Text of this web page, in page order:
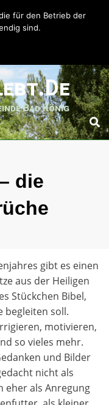
Bad König
die
gibt es einen
aus der Heiligen
Stückchen Bibel,
begleiten soll.
motivieren,
so vieles mehr.
und Bilder
nicht als
eher als Anregung
für den Betrieb der
sind.